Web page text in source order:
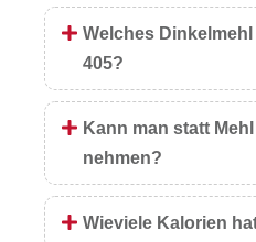
Welches Dinkelmehl
405?
Kann man statt
nehmen?
Wieviele Kalorien